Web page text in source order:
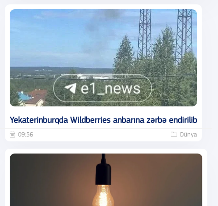
Yekaterinburqda Wildberries anbarına zərbə endirilib
09:56 Dünya